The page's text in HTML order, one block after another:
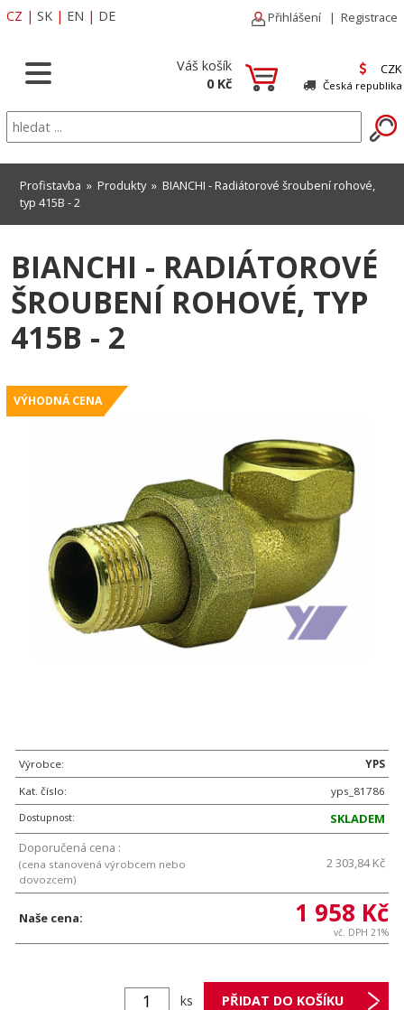
CZ | SK | EN | DE Přihlášení | Registrace
Váš košík
0 Kč
CZK
Česká republika
Profistavba » Produkty» BIANCHI - Radiátorové šroubení rohové,
typ 415B - 2
BIANCHI - RADIÁTOROVÉ
ŠROUBENÍ ROHOVÉ, TYP
415B - 2
VÝHODNÁ CENA
Výrobce:
YPS
Kat. číslo:
yps_81786
Dostupnost:
SKLADEM
Doporučená cena :
(cena stanovená výrobcem nebo
dovozcem)
2 303,84 Kč
Naše cena: 1 958 Kč
vč. DPH 21%
ks